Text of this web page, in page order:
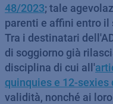
48/2023; tale
parenti e affini entro il
Tra i destinatari
di soggiorno già
disciplina di cui all'
quinquies e 12-sexies
validità, nonché ai